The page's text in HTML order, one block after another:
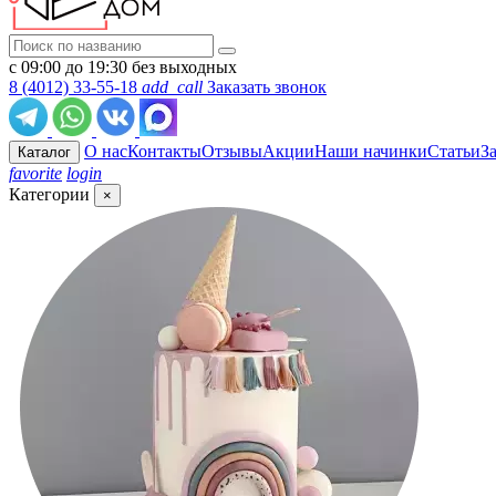
с 09:00 до 19:30 без выходных
8 (4012) 33-55-18 add_call Заказать звонок
Каталог О насКонтактыОтзывыАкцииНаши начинкиСтатьи
favorite login
Категории
×